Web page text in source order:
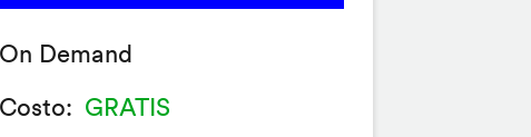
On Demand
Costo
GRATIS